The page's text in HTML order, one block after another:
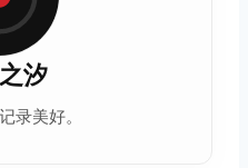
汐
录美好。